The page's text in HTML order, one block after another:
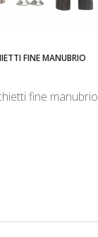
FINE MANUBRIO
fine manubrio